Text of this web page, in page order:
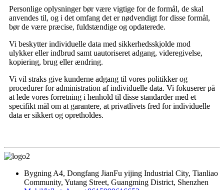
Personlige oplysninger bør være vigtige for de formål, de skal
anvendes til, og i det omfang det er nødvendigt for disse formål,
bør de være præcise, fuldstændige og opdaterede.
Vi beskytter individuelle data med sikkerhedsskjolde mod
ulykker eller indbrud samt uautoriseret adgang, videregivelse,
kopiering, brug eller ændring.
Vi vil straks give kunderne adgang til vores politikker og
procedurer for administration af individuelle data. Vi fokuserer på
at lede vores forretning i henhold til disse standarder med et
specifikt mål om at garantere, at privatlivets fred for individuelle
data er sikkert og opretholdes.
Bygning A4, Dongfang JianFu yijing Industrial City, Tianliao
Community, Yutang Street, Guangming District, Shenzhen